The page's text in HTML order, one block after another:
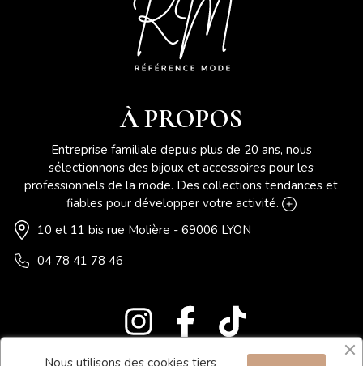
À PROPOS
Entreprise familiale depuis plus de 20 ans, nous
sélectionnons des bijoux et accessoires pour les
professionnels de la mode. Des collections tendances et
fiables pour développer votre activité.
10 et 11 bis rue Molière - 69006 LYON
04 78 41 78 46
Nous utilisons des cookies tiers